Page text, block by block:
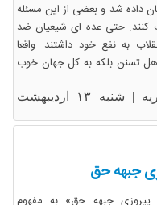
شد و بعضی از این مسئله
کنند. حتی عده ای شیعیان ضد
به نفع خود داشتند. واقعا
اهل تسنن بلکه به کل جهان خوب
|
شنبه ۱۳ اردیبهشت
جبهه حق
پیروزی جبهه حق» به مفهوم